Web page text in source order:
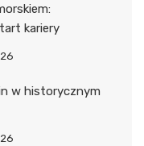
kariery
w historycznym